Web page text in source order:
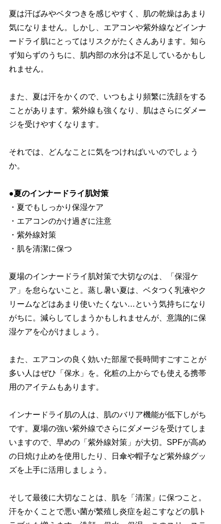
夏は汗ばみやベタつきを感じやすく、肌の乾燥はあまり
気になりません。しかし、エアコンや紫外線などインナ
ードライ肌にとってはリスクがたくさんあります。知ら
ず知らずのうちに、肌内部の水分は不足しているかもし
れません。
また、夏は汗をかくので、いつもより頻繁に洗顔をする
ことがあります。紫外線も強くなり、肌はさらにダメー
ジを受けやすくなります。
それでは、どんなことに気をつければいいのでしょう
か。
●夏のインナードライ肌対策
・夏でもしっかり保湿ケア
・エアコンのかけ過ぎに注意
・紫外線対策
・肌を清潔に保つ
夏場のインナードライ肌対策で大切なのは、「保湿ケ
ア」を怠らないこと。蒸し暑い夏は、ベタつく乳液やク
リームなどはあまり使いたくない…という気持ちになり
がちに。減らしてしまうかもしれませんが、意識的に保
湿ケアを心がけましょう。
また、エアコンの良く効いた部屋で長時間すごすことが
多い人はぜひ「保水」を。化粧の上からでも使える携帯
用のアイテムもあります。
インナードライ肌の人は、肌のバリア機能が低下しがち
です。夏場の強い紫外線でさらにダメージを受けてしま
いますので、早めの「紫外線対策」が大切。SPFが高め
の日焼け止めを使用したり、日傘や帽子など紫外線グッ
ズを上手に活用しましょう。
そして最後に大切なことは、肌を「清潔」に保つこと。
汗をかくことで悪い菌が繁殖し炎症を起こすなどの肌ト